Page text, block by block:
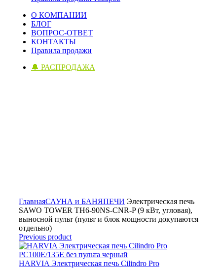
О КОМПАНИИ
БЛОГ
ВОПРОС-ОТВЕТ
КОНТАКТЫ
Правила продажи
🔔 РАСПРОДАЖА
ГлавнаяСАУНА и БАНЯПЕЧИ Электрическая печь
SAWO TOWER TH6-90NS-CNR-P (9 кВт, угловая),
выносной пульт (пульт и блок мощности докупаются
отдельно)
Previous product
HARVIA Электрическая печь Cilindro Pro